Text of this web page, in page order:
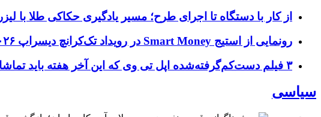
از کار با دستگاه تا اجرای طرح؛ مسیر یادگیری حکاکی طلا با لیزر
رونمایی از استیج Smart Money در رویداد تک‌کرانچ دیسراپ ۲۰۲۶؛ بررسی آینده فین‌تک، پرداخت‌ ها و هوش مصنوعی
۳ فیلم دست‌کم‌گرفته‌شده اپل تی وی که این آخر هفته باید تماشا کنید
سیاسی